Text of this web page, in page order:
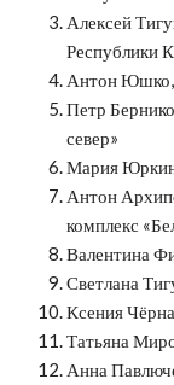
Алексей
Республики
Антон Юшко,
Петр
север»
Мария
Антон
комплекс
Валентина
Светлана
Ксения
Татьяна
Анна